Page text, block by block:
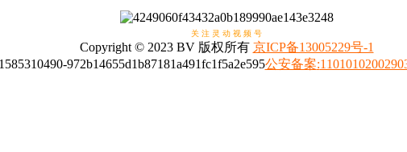
关 注 灵 动 视 频 号
Copyright © 2023 BV 版权所有 京ICP备13005229号-1
公安备案: